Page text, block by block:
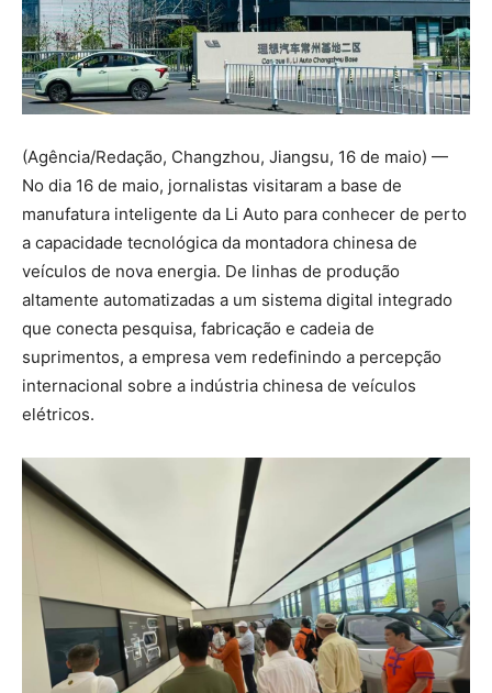
(Agência/Redação, Changzhou, Jiangsu, 16 de maio) —
No dia 16 de maio, jornalistas visitaram a base de
manufatura inteligente da Li Auto para conhecer de perto
a capacidade tecnológica da montadora chinesa de
veículos de nova energia. De linhas de produção
altamente automatizadas a um sistema digital integrado
que conecta pesquisa, fabricação e cadeia de
suprimentos, a empresa vem redefinindo a percepção
internacional sobre a indústria chinesa de veículos
elétricos.